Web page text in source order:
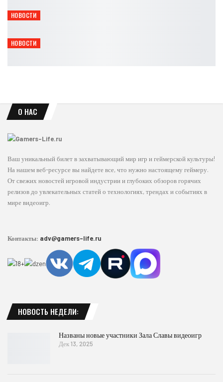
НОВОСТИ
Gothic 1 Remake получит Marvin Mode и Mod Kit
НОВОСТИ
Titan Quest II получила мастерство духов и крафт
О НАС
Ваш уникальный билет в захватывающий мир игр и геймерской культуры!
На нашем веб-ресурсе вы найдете все, что нужно настоящему геймеру.
От свежих новостей игровой индустрии и глубоких обзоров горячих
релизов до увлекательных статей о технологиях, трендах и событиях в
мире видеоигр.
Контакты: adv@gamers-life.ru
НОВОСТЬ НЕДЕЛИ:
Названы новые участники Зала Славы видеоигр
Дек 13, 2025